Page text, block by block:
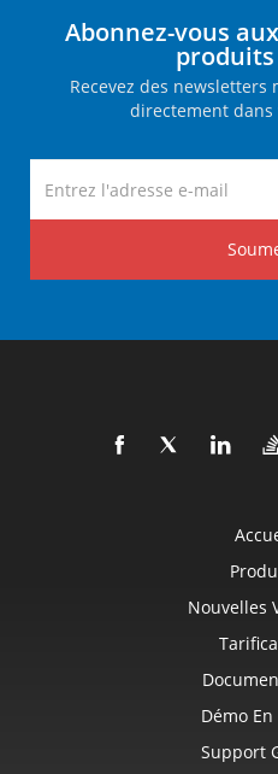
Abonnez-vous
produits
Recevez des
directement
Nouvelles
Démo
Support